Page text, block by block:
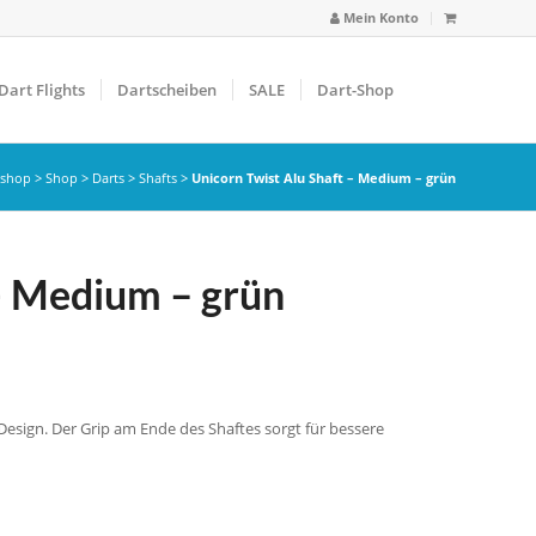
Mein Konto
Dart Flights Dartscheiben SALE Dart-Shop
> Shop > Darts > Shafts > Unicorn Twist Alu Shaft – Medium – grün
– grün
Der Grip am Ende des Shaftes sorgt für bessere